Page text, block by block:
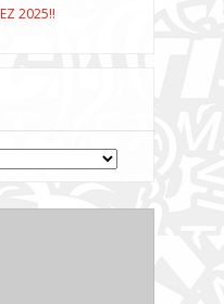
2025!!